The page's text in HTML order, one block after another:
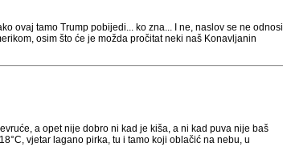
ovaj tamo Trump pobijedi... ko zna... I ne, naslov se ne odnosi
osim što će je možda pročitat neki naš Konavljanin
a opet nije dobro ni kad je kiša, a ni kad puva nije baš
vjetar lagano pirka, tu i tamo koji oblačić na nebu, u